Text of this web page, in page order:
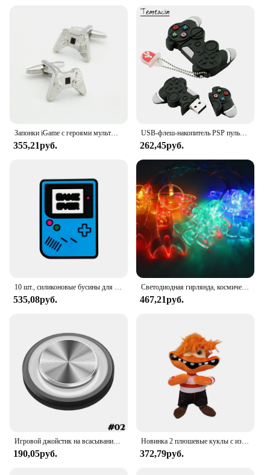
Запонки iGame с героями мультфильмов, качественный латунный материал, дизайнерские запонки GamePad для мужчин, подарок
355,21руб.
USB-флеш-накопитель PSP пульты геймпада, 128 ГБ, 256 ГБ, 8 ГБ, 16 ГБ, 32 ГБ, 64 ГБ, USB 2,0
262,45руб.
10 шт., силиконовые бусины для детского геймпада
535,08руб.
Светодиодная гирлянда, космическое пространство, для вечеринок, космонавтов, ракет, Марса, космический корабль, гирлянда, галактика, солнечная система, вечеринка для мальчиков, товары для первого дня рождения
467,21руб.
Игровой джойстик на всасывании Rocker 360D, металлическая кнопка, игровой контроллер для PUBG, для планшетов, Android, Iphone, высокое качество
190,05руб.
Новинка 2 плюшевые куклы с изображением тревоги милая игрушка с радостью, страхом, гневом, грустью, Рейли, плюшевые игрушки-модели коллекционные игрушки подарок на день рождения
372,79руб.